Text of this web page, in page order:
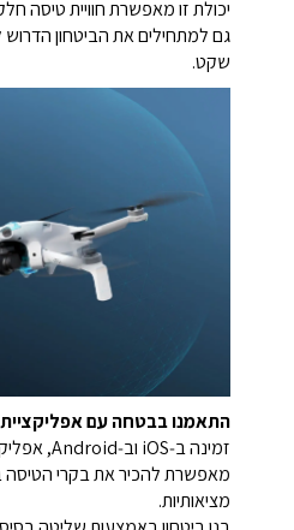
יכולת זו מאפשרת חוויית טיסה
גם למתחילים את הביטחון
שקט.
התאמנו בבטחה עם אפליקציית
מאפשרת להכיר את בקרי הטיסה
מציאותיות.